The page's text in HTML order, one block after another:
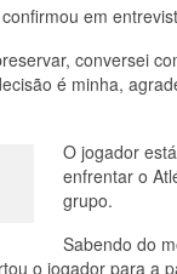
em
conversei
é minha,
O jogador
enfrentar o
grupo.
Sabendo do
o jogador para